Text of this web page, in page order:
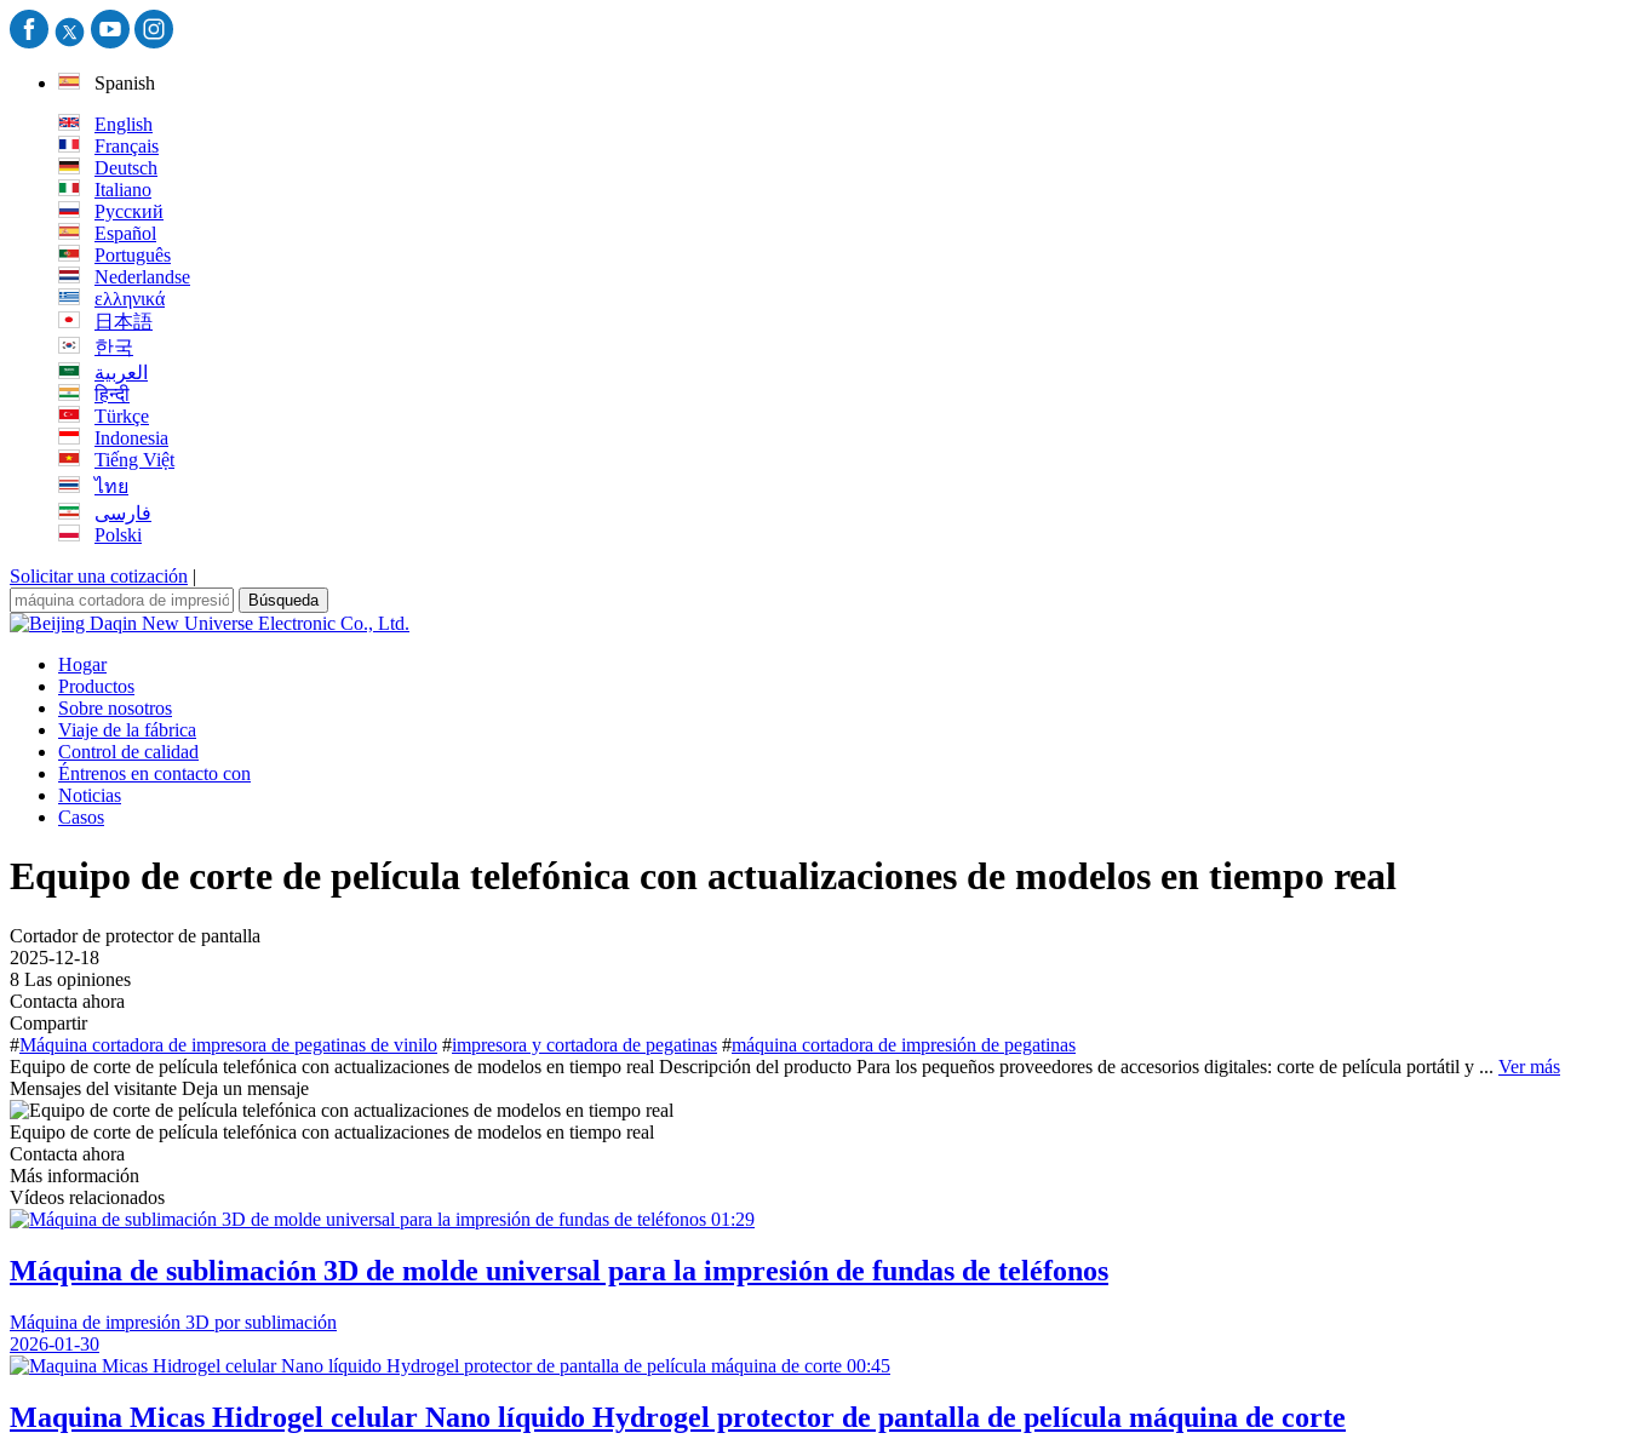
Spanish
English
Français
Deutsch
Italiano
Русский
Español
Português
Nederlandse
ελληνικά
日本語
한국
العربية
हिन्दी
Türkçe
Indonesia
Tiếng Việt
ไทย
فارسی
Polski
Solicitar una cotización |
Búsqueda
Hogar
Productos
Sobre nosotros
Viaje de la fábrica
Control de calidad
Éntrenos en contacto con
Noticias
Casos
Equipo de corte de película telefónica con actualizaciones de modelos en tiempo real
Cortador de protector de pantalla
2025-12-18
8 Las opiniones
Contacta ahora
Compartir
#Máquina cortadora de impresora de pegatinas de vinilo #impresora y cortadora de pegatinas #máquina cortadora de impresión de pegatinas
Equipo de corte de película telefónica con actualizaciones de modelos en tiempo real Descripción del producto Para los pequeños proveedores de accesorios digitales: corte de película portátil y ... Ver más
Mensajes del visitante Deja un mensaje
Equipo de corte de película telefónica con actualizaciones de modelos en tiempo real
Contacta ahora
Más información
Vídeos relacionados
01:29
Máquina de sublimación 3D de molde universal para la impresión de fundas de teléfonos
Máquina de impresión 3D por sublimación
2026-01-30
00:45
Maquina Micas Hidrogel celular Nano líquido Hydrogel protector de pantalla de película máquina de corte